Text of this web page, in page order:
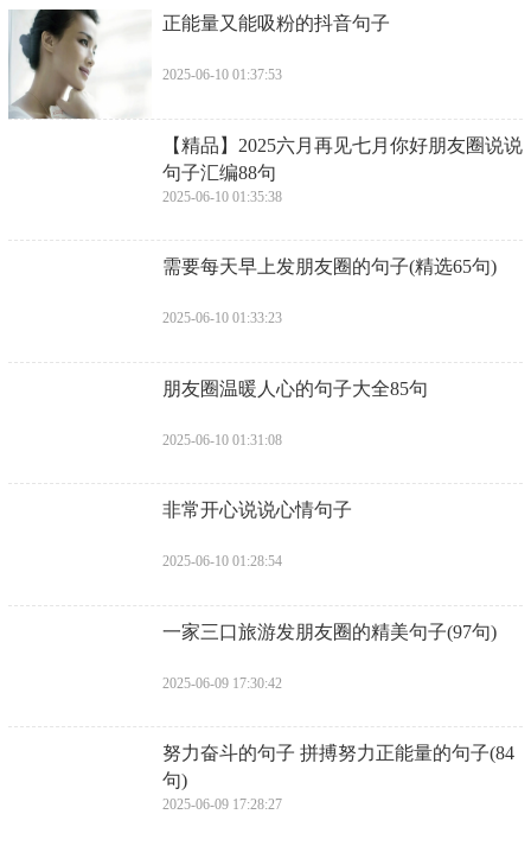
​正能量又能吸粉的抖音句子
2025-06-10 01:37:53
​【精品】2025六月再见七月你好朋友圈说说
句子汇编88句
2025-06-10 01:35:38
​需要每天早上发朋友圈的句子(精选65句)
2025-06-10 01:33:23
​朋友圈温暖人心的句子大全85句
2025-06-10 01:31:08
​非常开心说说心情句子
2025-06-10 01:28:54
​一家三口旅游发朋友圈的精美句子(97句)
2025-06-09 17:30:42
​努力奋斗的句子 拼搏努力正能量的句子(84
句)
2025-06-09 17:28:27